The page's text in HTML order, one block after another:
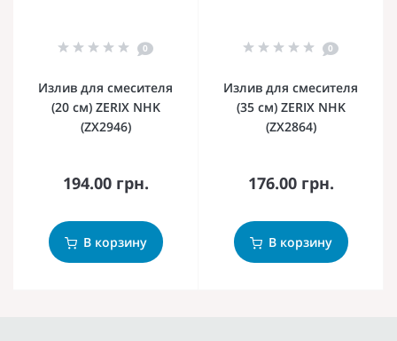
0
Излив для смесителя
(20 см) ZERIX NHK
(ZX2946)
194.00 грн.
В корзину
0
Излив для смесителя
(35 см) ZERIX NHK
(ZX2864)
176.00 грн.
В корзину